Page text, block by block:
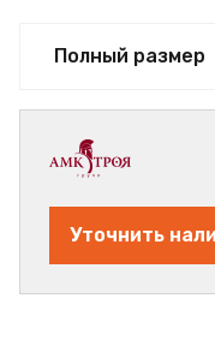
Полный размер
Уточнить